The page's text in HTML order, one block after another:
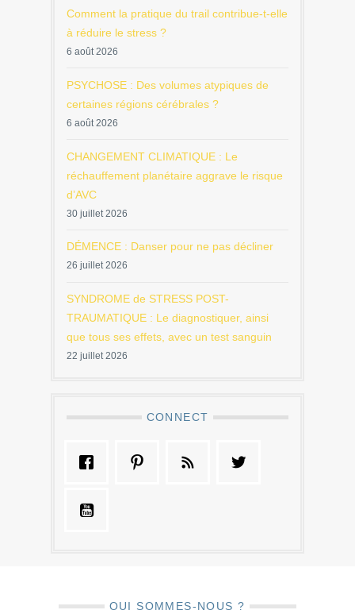
Comment la pratique du trail contribue-t-elle
à réduire le stress ?
6 août 2026
PSYCHOSE : Des volumes atypiques de
certaines régions cérébrales ?
6 août 2026
CHANGEMENT CLIMATIQUE : Le
réchauffement planétaire aggrave le risque
d’AVC
30 juillet 2026
DÉMENCE : Danser pour ne pas décliner
26 juillet 2026
SYNDROME de STRESS POST-
TRAUMATIQUE : Le diagnostiquer, ainsi
que tous ses effets, avec un test sanguin
22 juillet 2026
CONNECT
QUI SOMMES-NOUS ?